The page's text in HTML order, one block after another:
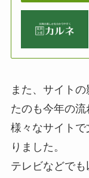
また、サイト
たのも今年の流
様々なサイト
りました。
テレビなどで